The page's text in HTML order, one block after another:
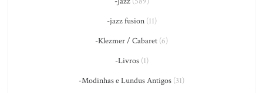
-jazz fusion(11)
-Klezmer / Cabaret (6)
-Livros(1)
-Modinhas e Lundus Antigos (31)